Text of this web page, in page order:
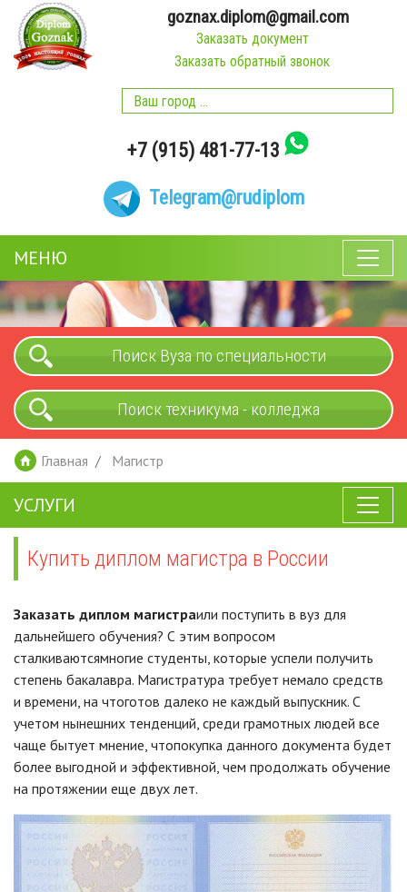
goznax.diplom@gmail.com
Заказать документ
Заказать обратный звонок
+7 (915) 481-77-13
Telegram@rudiplom
МЕНЮ
Поиск Вуза по специальности
Поиск техникума - колледжа
Главная Магистр
УСЛУГИ
Купить диплом магистра в России
Заказать диплом магистраили поступить в вуз для
дальнейшего обучения? С этим вопросом
сталкиваютсямногие студенты, которые успели получить
степень бакалавра. Магистратура требует немало средств
и времени, на чтоготов далеко не каждый выпускник. С
учетом нынешних тенденций, среди грамотных людей все
чаще бытует мнение, чтопокупка данного документа будет
более выгодной и эффективной, чем продолжать обучение
на протяжении еще двух лет.